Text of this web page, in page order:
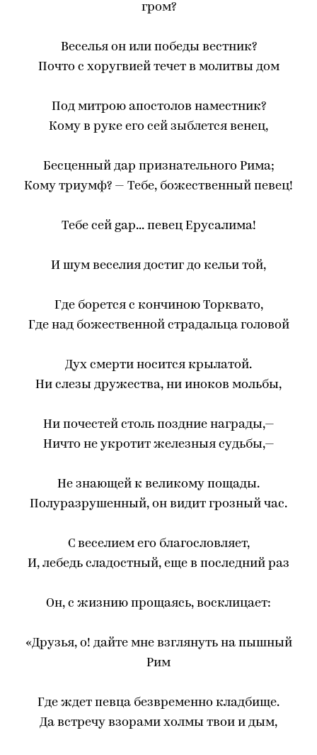
гром?
Веселья он или победы вестник?
Почто с хоругвией течет в молитвы дом
Под митрою апостолов наместник?
Кому в руке его сей зыблется венец,
Бесценный дар признательного Рима;
Кому триумф? — Тебе, божественный певец!
Тебе сей gap... певец Ерусалима!
И шум веселия достиг до кельи той,
Где борется с кончиною Торквато,
Где над божественной страдальца головой
Дух смерти носится крылатой.
Ни слезы дружества, ни иноков мольбы,
Ни почестей столь поздние награды,—
Ничто не укротит железныя судьбы,—
Не знающей к великому пощады.
Полуразрушенный, он видит грозный час.
С веселием его благословляет,
И, лебедь сладостный, еще в последний раз
Он, с жизнию прощаясь, восклицает:
«Друзья, о! дайте мне взглянуть на пышный
Рим
Где ждет певца безвременно кладбище.
Да встречу взорами холмы твои и дым,